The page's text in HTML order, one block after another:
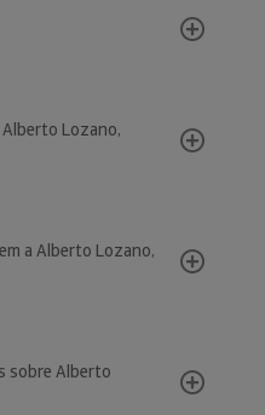
Alberto Lozano,
a Alberto Lozano,
sobre Alberto